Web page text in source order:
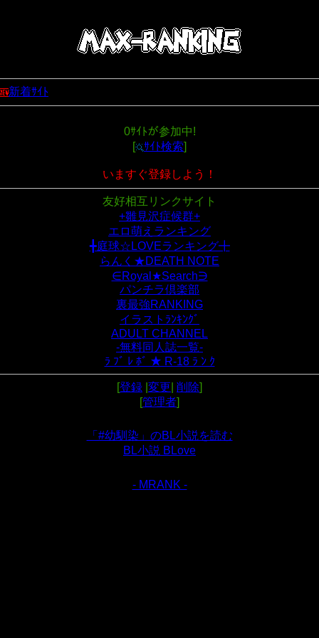
新着ｻｲﾄ
0ｻｲﾄが参加中!
[
ｻｲﾄ検索]
いますぐ登録しよう！
友好相互リンクサイト
+雛見沢症候群+
エロ萌えランキング
╋庭球☆LOVEランキング╋
らんく★DEATH NOTE
∈Royal★Search∋
パンチラ倶楽部
裏最強RANKING
イラストﾗﾝｷﾝｸﾞ
ADULT CHANNEL
-無料同人誌一覧-
ﾗ ﾌﾞ ﾚ ﾎﾞ ★ R-18 ﾗ ﾝ ｸ
[登録 変更 削除]
[管理者]
「#幼馴染」のBL小説を読む
BL小説 BLove
- MRANK -